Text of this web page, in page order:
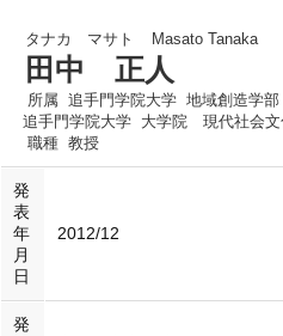
タナカ マサト Masato Tanaka
田中 正人
所属 追手門学院大学 地域創造学部
追手門学院大学 大学院 現代社会文
職種 教授
発
表
年
月
日
2012/12
発